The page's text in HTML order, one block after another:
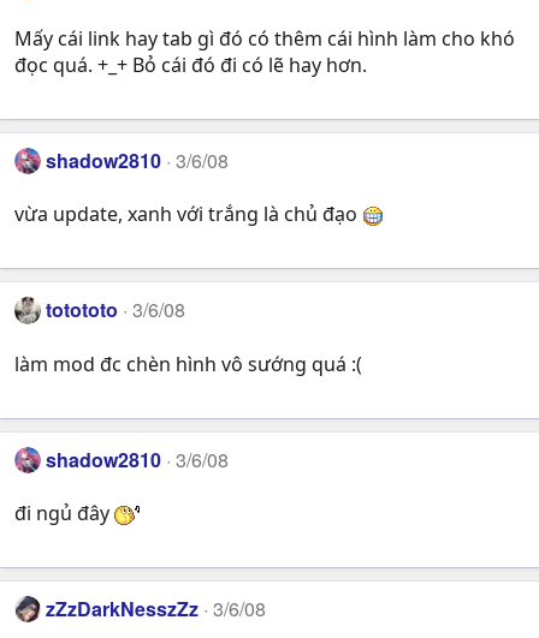
Mấy cái link hay tab gì đó có thêm cái hình làm cho khó
đọc quá. +_+ Bỏ cái đó đi có lẽ hay hơn.
shadow2810 3/6/08
vừa update, xanh với trắng là chủ đạo
totototo 3/6/08
làm mod đc chèn hình vô sướng quá :(
shadow2810 3/6/08
đi ngủ đây
zZzDarkNesszZz 3/6/08